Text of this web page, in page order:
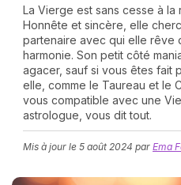
La Vierge est sans cesse à
Honnête et sincère, elle
partenaire avec qui elle rêve
harmonie. Son petit côté
agacer, sauf si vous êtes fait
elle, comme le Taureau et le
vous compatible avec une
astrologue, vous dit tout.
Mis à jour le 5 août 2024 par Ema